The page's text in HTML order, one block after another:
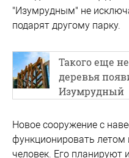
"Изумрудным" не
подарят другому парку.
Такого еще
деревья
Изумрудный
Новое сооружение с
функционировать
человек. Его планируют